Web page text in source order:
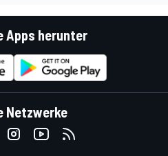
Apps herunter
Netzwerke